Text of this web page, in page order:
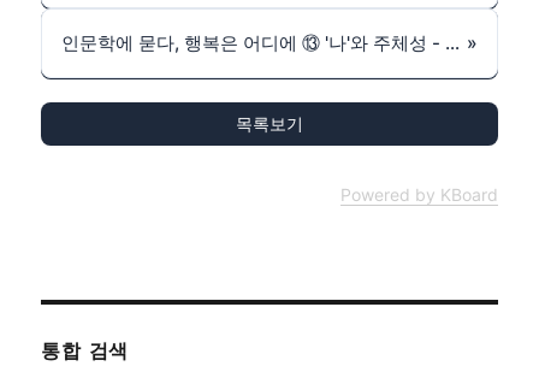
인문학에 묻다, 행복은 어디에 ⑬ '나'와 주체성 - 최진석 서강대 철학과 교수 »
목록보기
Powered by KBoard
통합 검색